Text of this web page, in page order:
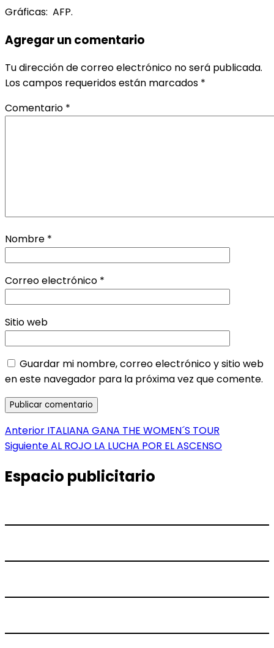
Gráficas: AFP.
Agregar un comentario
Tu dirección de correo electrónico no será publicada.
Los campos requeridos están marcados *
Comentario *
Nombre *
Correo electrónico *
Sitio web
Guardar mi nombre, correo electrónico y sitio web
en este navegador para la próxima vez que comente.
Navegación
de
entradas
Anterior Entrada
anterior:
ITALIANA GANA THE WOMEN´S TOUR
SiguienteEntrada
AL ROJO LA LUCHA POR EL ASCENSO
Espacio publicitario